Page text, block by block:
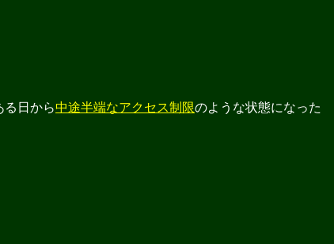
る日から中途半端なアクセス制限のような状態になった